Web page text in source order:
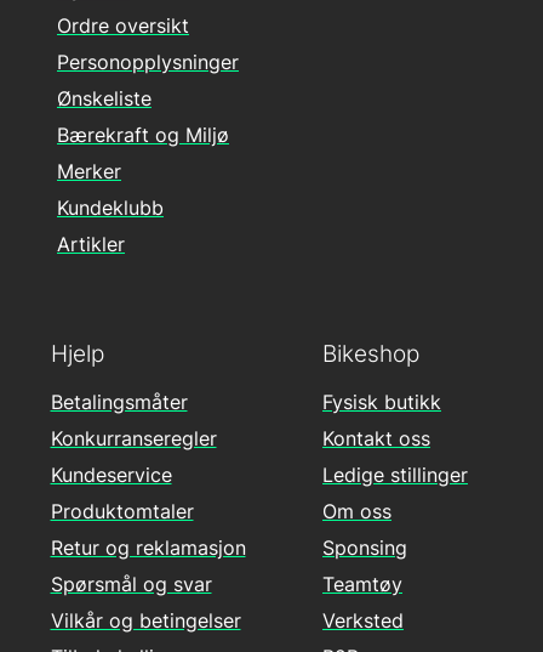
Hjelp
Betalingsmåter
Konkurranseregler
Kundeservice
Produktomtaler
Retur og reklamasjon
Spørsmål og svar
Vilkår og betingelser
Ordre oversikt
Personopplysninger
Ønskeliste
Bærekraft og Miljø
Merker
Kundeklubb
Artikler
Bikeshop
Fysisk butikk
Kontakt oss
Ledige stillinger
Om oss
Sponsing
Teamtøy
Verksted